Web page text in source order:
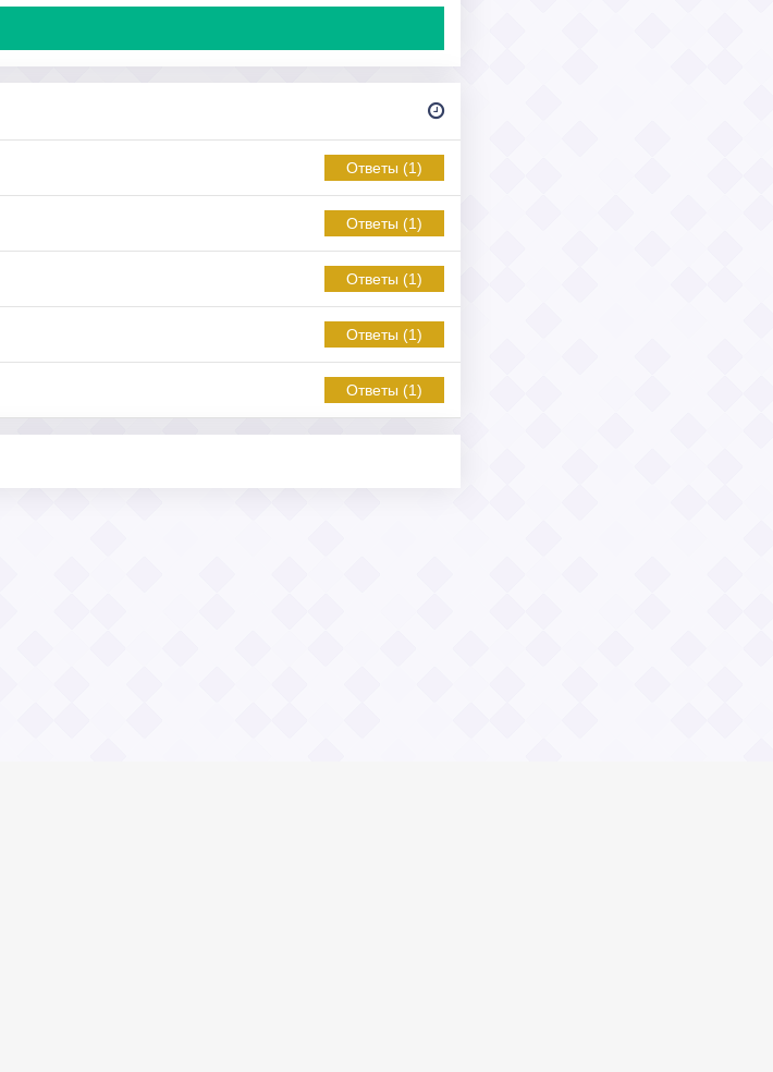
Ответы (1)
Ответы (1)
Ответы (1)
Ответы (1)
Ответы (1)